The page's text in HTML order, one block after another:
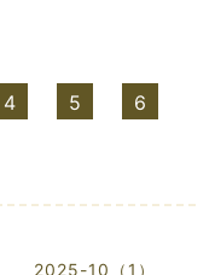
4 5
6
2025-10（1）